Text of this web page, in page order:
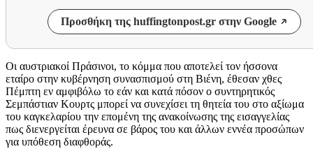
Προσθήκη της huffingtonpost.gr στην Google
Οι αυστριακοί Πράσινοι, το κόμμα που αποτελεί τον ήσσονα
εταίρο στην κυβέρνηση συνασπισμού στη Βιένη, έθεσαν χθες
Πέμπτη εν αμφιβόλω το εάν και κατά πόσον ο συντηρητικός
Σεμπάστιαν Κουρτς μπορεί να συνεχίσει τη θητεία του στο αξίωμα
του καγκελαρίου την επομένη της ανακοίνωσης της εισαγγελίας
πως διενεργείται έρευνα σε βάρος του και άλλων εννέα προσώπων
για υπόθεση διαφθοράς.